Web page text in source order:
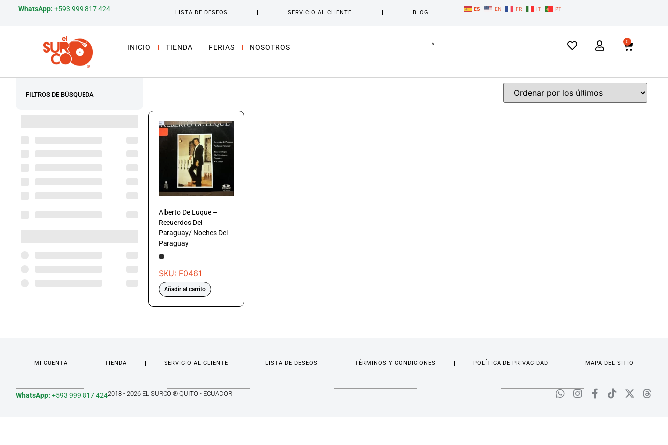
WhatsApp: +593 999 817 424 LISTA DE DESEOS SERVICIO AL CLIENTE BLOG
ES EN FR IT PT
INICIO TIENDA FERIAS NOSOTROS
0
FILTROS DE BÚSQUEDA
Alberto De Luque –
Recuerdos Del
Paraguay/ Noches Del
Paraguay
SKU: F0461
Añadir al carrito
MI CUENTA TIENDA SERVICIO AL CLIENTE LISTA DE DESEOS TÉRMINOS Y CONDICIONES POLÍTICA DE PRIVACIDAD MAPA DEL SITIO
WhatsApp: +593 999 817 4242018 - 2026 EL SURCO ® QUITO - ECUADOR